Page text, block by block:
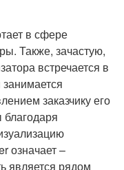
в сфере
Также, зачастую,
встречается в
заказчику его
означает –
является рядом